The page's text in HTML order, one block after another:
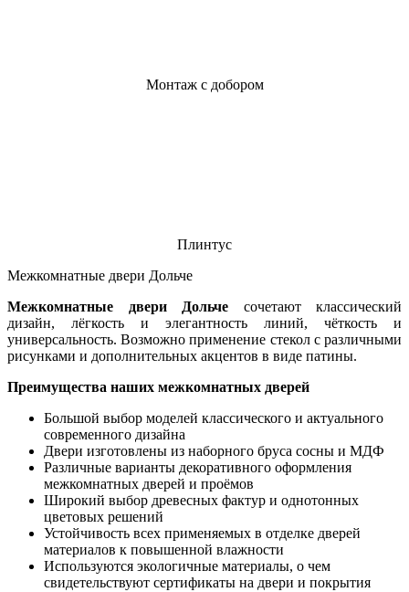
Монтаж с добором
Плинтус
Межкомнатные двери Дольче
Межкомнатные двери Дольче сочетают классический
дизайн, лёгкость и элегантность линий, чёткость и
универсальность. Возможно применение стекол с различными
рисунками и дополнительных акцентов в виде патины.
Преимущества наших межкомнатных дверей
Большой выбор моделей классического и актуального
современного дизайна
Двери изготовлены из наборного бруса сосны и МДФ
Различные варианты декоративного оформления
межкомнатных дверей и проёмов
Широкий выбор древесных фактур и однотонных
цветовых решений
Устойчивость всех применяемых в отделке дверей
материалов к повышенной влажности
Используются экологичные материалы, о чем
свидетельствуют сертификаты на двери и покрытия